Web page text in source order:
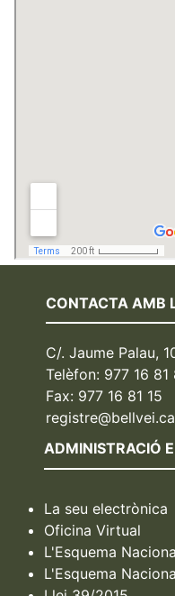
CONTACTA AMB
C/. Jaume Palau,
Telèfon: 977 16 81
Fax: 977 16 81 15
ADMINISTRACIÓ
La seu electrònica
Oficina Virtual
L'Esquema
L'Esquema